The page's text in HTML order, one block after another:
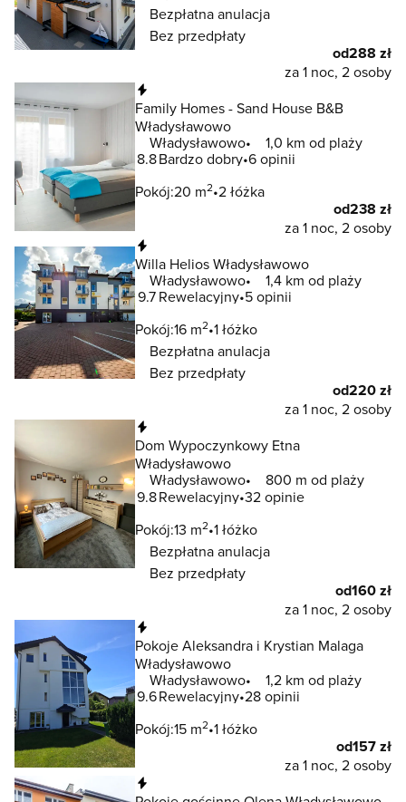
Bezpłatna anulacja
Bez przedpłaty
od288 zł
za 1 noc, 2 osoby
Family Homes - Sand House B&B
Władysławowo
Władysławowo
1,0 km od plaży
8.8Bardzo dobry 6 opinii
Pokój:20 m2 2 łóżka
od238 zł
za 1 noc, 2 osoby
Willa Helios Władysławowo
Władysławowo
1,4 km od plaży
9.7Rewelacyjny 5 opinii
Pokój:16 m2 1 łóżko
Bezpłatna anulacja
Bez przedpłaty
od220 zł
za 1 noc, 2 osoby
Dom Wypoczynkowy Etna
Władysławowo
Władysławowo
800 m od plaży
9.8Rewelacyjny 32 opinie
Pokój:13 m2 1 łóżko
Bezpłatna anulacja
Bez przedpłaty
od160 zł
za 1 noc, 2 osoby
Pokoje Aleksandra i Krystian Malaga
Władysławowo
Władysławowo
1,2 km od plaży
9.6Rewelacyjny 28 opinii
Pokój:15 m2 1 łóżko
od157 zł
za 1 noc, 2 osoby